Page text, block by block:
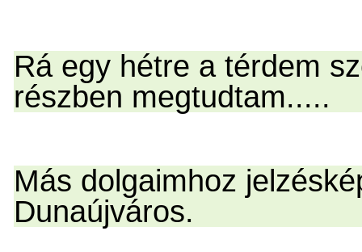
Rá egy hétre a térdem
részben megtudtam.....
Más dolgaimhoz
Dunaújváros.